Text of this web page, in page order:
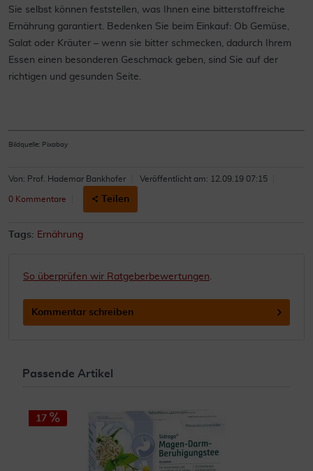
Sie selbst können feststellen, was Ihnen eine bitterstoffreiche
Ernährung garantiert. Bedenken Sie beim Einkauf: Ob Gemüse,
Salat oder Kräuter – wenn sie bitter schmecken, dadurch Ihrem
Essen einen besonderen Geschmack geben, sind Sie auf der
richtigen und gesunden Seite.
Bildquelle: Pixabay
Von: Prof. Hademar Bankhofer Veröffentlicht am: 12.09.19 07:15
0 Kommentare Teilen
Tags: Ernährung
So überprüfen wir Ratgeberbewertungen
Kommentar schreiben
Passende Artikel
17